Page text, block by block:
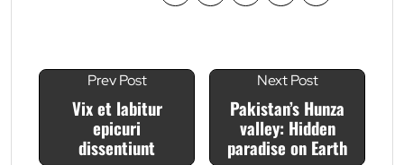
Prev Post
Vix et labitur
epicuri
dissentiunt
Next Post
Pakistan’s Hunza
valley: Hidden
paradise on Earth